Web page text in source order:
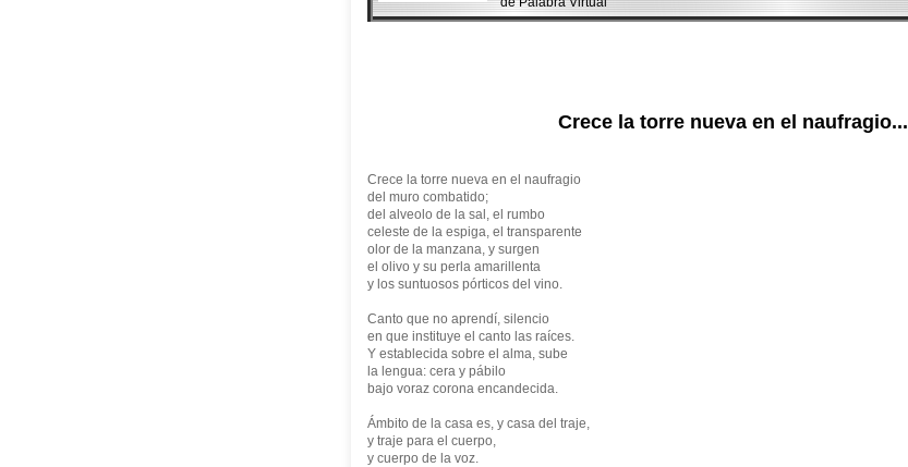
Crece la torre nueva en el naufragio...
Crece la torre nueva en el naufragio
del muro combatido;
del alveolo de la sal, el rumbo
celeste de la espiga, el transparente
olor de la manzana, y surgen
el olivo y su perla amarillenta
y los suntuosos pórticos del vino.
Canto que no aprendí, silencio
en que instituye el canto las raíces.
Y establecida sobre el alma, sube
la lengua: cera y pábilo
bajo voraz corona encandecida.
Ámbito de la casa es, y casa del traje,
y traje para el cuerpo,
y cuerpo de la voz.